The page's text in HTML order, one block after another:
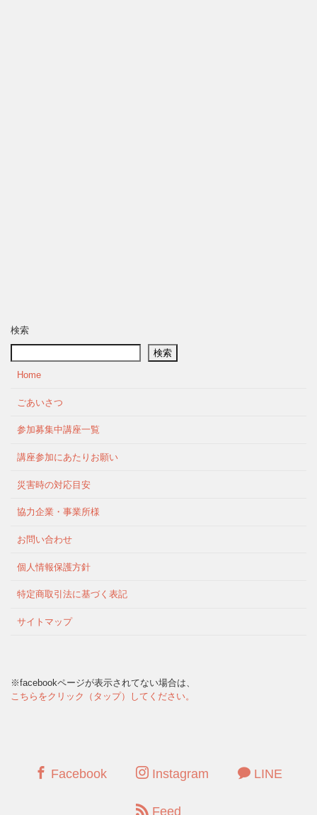
検索
検索
Home
ごあいさつ
参加募集中講座一覧
講座参加にあたりお願い
災害時の対応目安
協力企業・事業所様
お問い合わせ
個人情報保護方針
特定商取引法に基づく表記
サイトマップ
※facebookページが表示されてない場合は、
こちらをクリック（タップ）してください。
Facebook Instagram LINE
Feed